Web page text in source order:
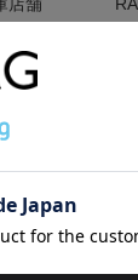
ャンセル・返品
お買い物時のご
キーワード